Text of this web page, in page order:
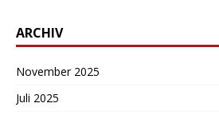
ARCHIV
November 2025
Juli 2025